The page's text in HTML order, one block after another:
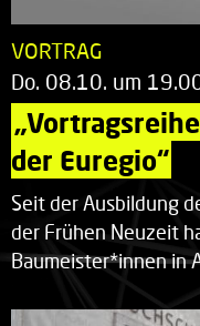
VORTRAG
Do. 08.10. um
der Euregio“
Seit der Ausbildung
der Frühen Neuzeit
Baumeister*innen in